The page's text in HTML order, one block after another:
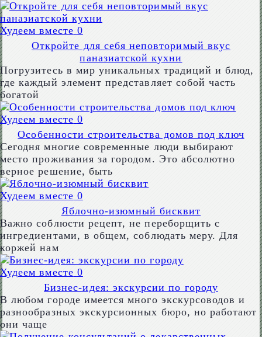
Худеем вместе 0
Откройте для себя неповторимый вкус
паназиатской кухни
Погрузитесь в мир уникальных традиций и блюд,
где каждый элемент представляет собой часть
богатой
Худеем вместе 0
Особенности строительства домов под ключ
Сегодня многие современные люди выбирают
место проживания за городом. Это абсолютно
верное решение, быть
Худеем вместе 0
Яблочно-изюмный бисквит
Важно соблюсти рецепт, не переборщить с
ингредиентами, в общем, соблюдать меру. Для
коржей нам
Худеем вместе 0
Бизнес-идея: экскурсии по городу
В любом городе имеется много экскурсоводов и
разнообразных экскурсионных бюро, но работают
они чаще